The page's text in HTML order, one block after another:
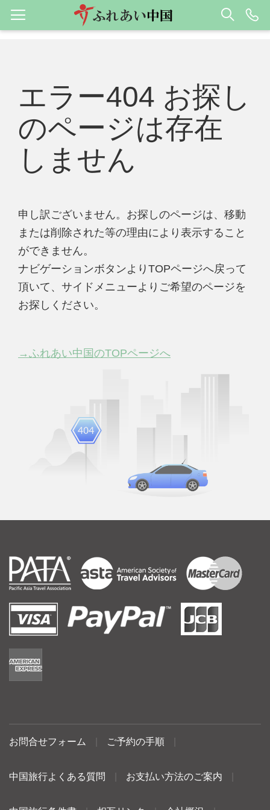
エラー404 お探し
のページは存在
しません
申し訳ございません。お探しのページは、移動
または削除された等の理由により表示すること
ができません。
ナビゲーションボタンよりTOPページへ戻って
頂いて、サイドメニューよりご希望のページを
お探しください。
→ふれあい中国のTOPページへ
お問合せフォーム ご予約の手順
中国旅行よくある質問 お支払い方法のご案内